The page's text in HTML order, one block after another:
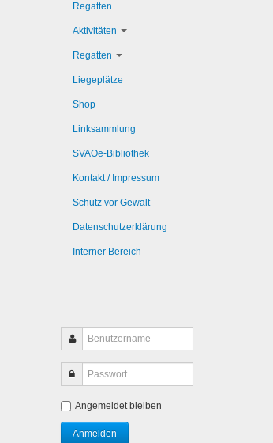
Regatten
Aktivitäten
Regatten
Liegeplätze
Shop
Linksammlung
SVAOe-Bibliothek
Kontakt / Impressum
Schutz vor Gewalt
Datenschutzerklärung
Interner Bereich
Angemeldet bleiben